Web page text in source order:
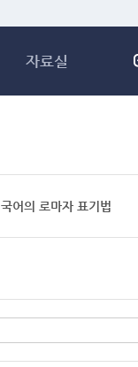
자료실
국어의 로마자 표기법